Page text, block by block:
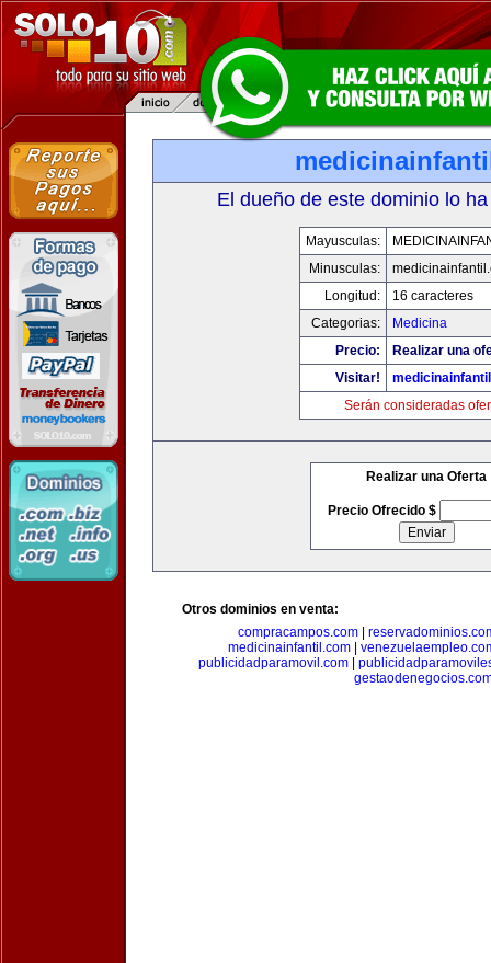
El dueño de este dominio lo
Mayusculas:
Minusculas:
Longitud:
16 caracteres
Categorias:
Medicina
Precio:
Realizar una
Visitar!
Serán consideradas
Realizar una Oferta
Precio Ofrecido $
Otros dominios en venta:
compracampos.com
medicinainfantil.com|
publicidadparamovil.com